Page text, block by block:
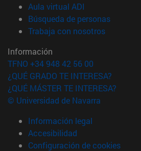
Aula virtual ADI
Búsqueda de personas(abre en
Trabaja con nosotros(abre en
Información
TFNO +34 948 42 56 00
¿QUÉ GRADO TE INTERESA?
¿QUÉ MÁSTER TE INTERESA?
© Universidad de Navarra
Información legal
Accesibilidad
Configuración de cookies